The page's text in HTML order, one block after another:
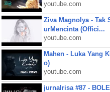
youtube.com
Ziva Magnolya - Tak
urMencinta (Offici...
youtube.com
Mahen - Luka Yang
o)
youtube.com
jurnalrisa #87 -